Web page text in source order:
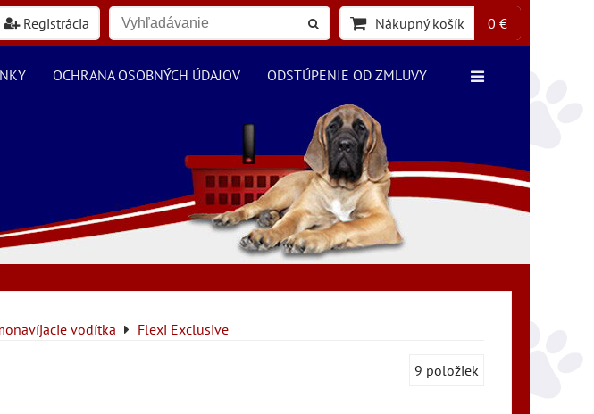
Registrácia Nákupný košík 0 €
OCHRANA OSOBNÝCH ÚDAJOV ODSTÚPENIE OD ZMLUVY
vodítka Flexi Exclusive
9 položiek